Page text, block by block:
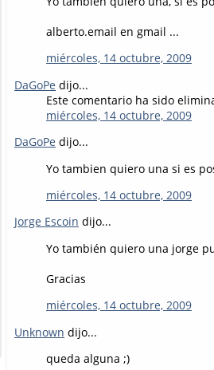
alberto.email en gmail ...
miércoles, 14 octubre, 2009
DaGoPe dijo...
Este comentario ha sido
miércoles, 14 octubre, 2009
DaGoPe dijo...
Yo tambien quiero una si es
miércoles, 14 octubre, 2009
Jorge Escoin dijo...
Yo también quiero una jorge
Gracias
miércoles, 14 octubre, 2009
Unknown dijo...
queda alguna ;)